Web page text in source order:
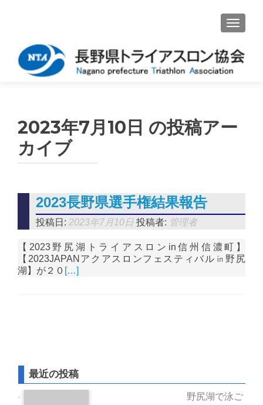
ナビゲ
2023年7月10日 の投稿アー
カイブ
2023長野県選手権結果報告
投稿日:2023年7月10日 投稿者: 管理者
【2023野尻湖トライアスロンin信州信濃町】
【2023JAPANアクアスロンフェスティバル㏌野尻
湖】が２０ […]
最近の投稿
野尻湖で泳ご